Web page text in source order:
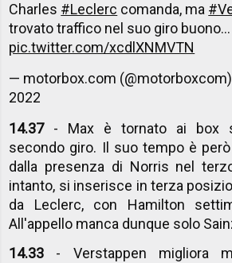
Charles #Leclerc comanda, ma
trovato traffico nel suo giro buono...
pic.twitter.com/xcdlXNMVTN
— motorbox.com (@motorboxcom)
2022
14.37 - Max è tornato ai box
secondo giro. Il suo tempo è
dalla presenza di Norris nel
intanto, si inserisce in terza
da Leclerc, con Hamilton
All'appello manca dunque solo
14.33 - Verstappen migliora